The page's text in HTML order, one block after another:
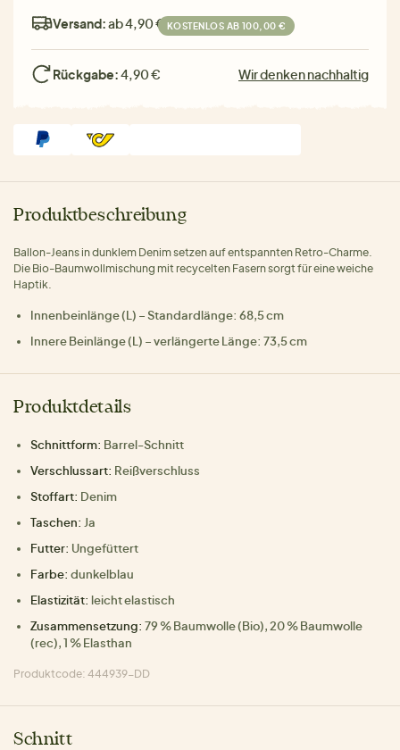
Versand:ab 4,90 € KOSTENLOS AB 100,00 €
Rückgabe:4,90 € Wir denken nachhaltig
Produktbeschreibung
Ballon-Jeans in dunklem Denim setzen auf entspannten Retro-Charme.
Die Bio-Baumwollmischung mit recycelten Fasern sorgt für eine weiche
Haptik.
Innenbeinlänge (L) – Standardlänge: 68,5 cm
Innere Beinlänge (L) – verlängerte Länge: 73,5 cm
Produktdetails
Schnittform: Barrel-Schnitt
Verschlussart: Reißverschluss
Stoffart: Denim
Taschen: Ja
Futter: Ungefüttert
Farbe: dunkelblau
Elastizität: leicht elastisch
Zusammensetzung: 79 % Baumwolle (Bio), 20 % Baumwolle
(rec), 1 % Elasthan
Produktcode: 444939-DD
Schnitt